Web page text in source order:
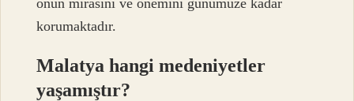
korumaktadır.
Malatya hangi medeniyetler
yaşamıştır?